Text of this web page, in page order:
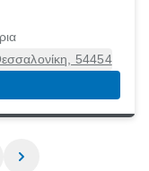
54454